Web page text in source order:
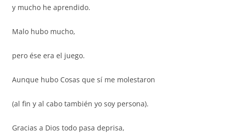
y mucho he aprendido.
Malo hubo mucho,
pero ése era el juego.
Aunque hubo Cosas que sí me molestaron
(al fin y al cabo también yo soy persona).
Gracias a Dios todo pasa deprisa,